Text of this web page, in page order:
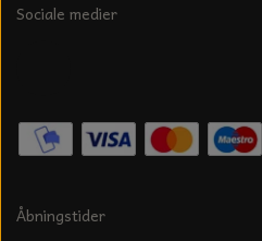
Sociale medier
Åbningstider